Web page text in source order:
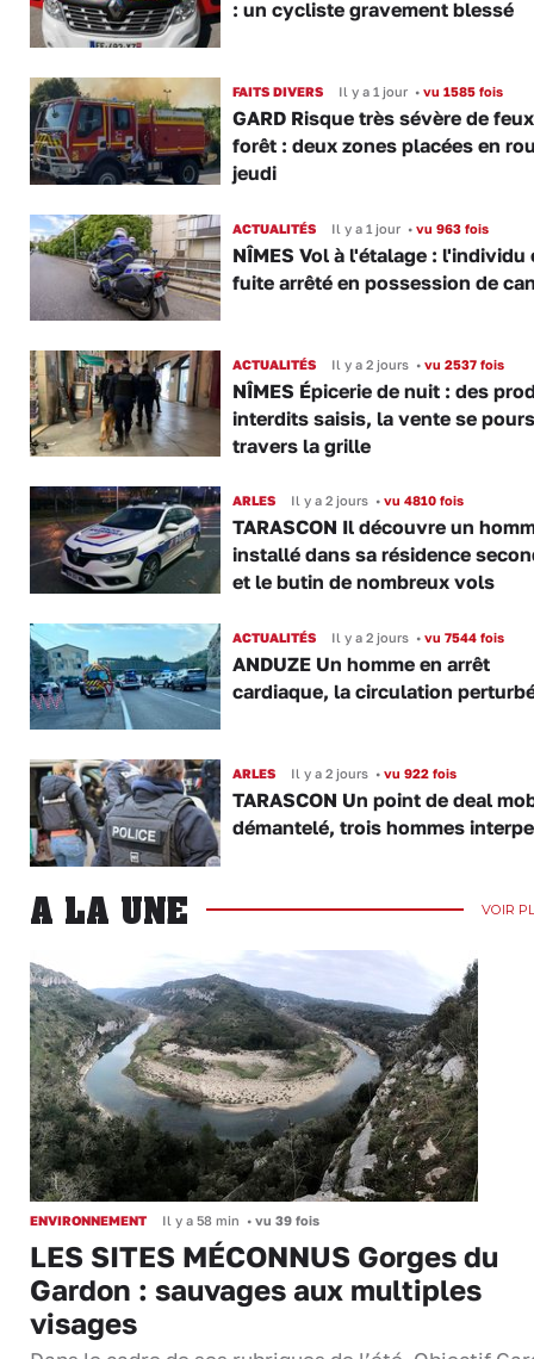
: un cycliste gravement blessé
FAITS DIVERS Il y a 1 jour •vu 1585 fois
GARD Risque très sévère de
forêt : deux zones placées en
jeudi
ACTUALITÉS Il y a 1 jour •vu 963 fois
NÎMES Vol à l'étalage : l'individu
fuite arrêté en possession de
ACTUALITÉS Il y a 2 jours •vu 2537 fois
NÎMES Épicerie de nuit : des
interdits saisis, la vente se
travers la grille
ARLES Il y a 2 jours •vu 4810 fois
TARASCON Il découvre un
installé dans sa résidence
et le butin de nombreux vols
ACTUALITÉS Il y a 2 jours •vu 7544 fois
ANDUZE Un homme en arrêt
cardiaque, la circulation
ARLES Il y a 2 jours •vu 922 fois
TARASCON Un point de deal
démantelé, trois hommes
A LA UNE VOIR
ENVIRONNEMENT Il y a 58 min • vu 39 fois
LES SITES MÉCONNUS Gorges du
Gardon : sauvages aux multiples
visages